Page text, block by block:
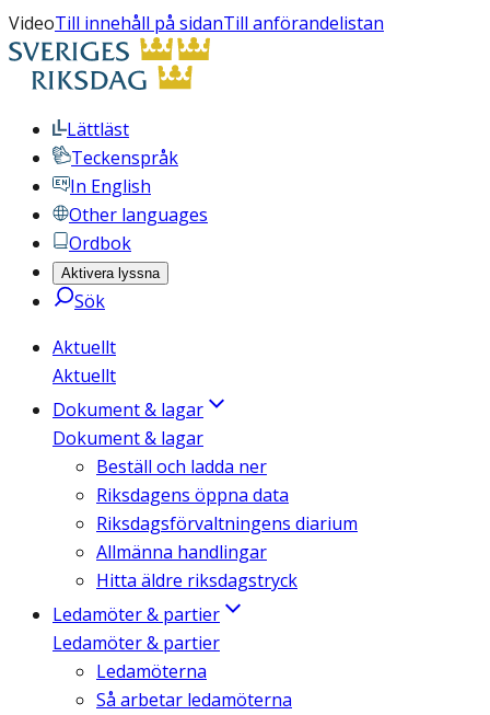
VideoTill innehåll på sidanTill anförandelistan
Lättläst
Teckenspråk
In English
Other languages
Ordbok
Aktivera lyssna
Sök
Aktuellt
Aktuellt
Dokument & lagar
Dokument & lagar
Beställ och ladda ner
Riksdagens öppna data
Riksdagsförvaltningens diarium
Allmänna handlingar
Hitta äldre riksdagstryck
Ledamöter & partier
Ledamöter & partier
Ledamöterna
Så arbetar ledamöterna